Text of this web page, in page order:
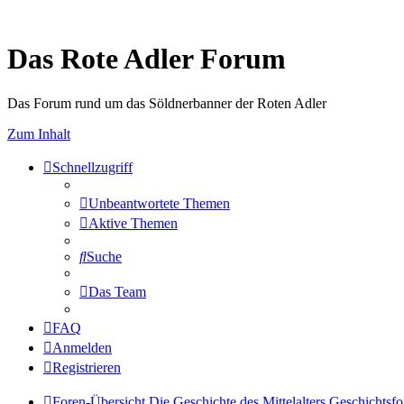
Das Rote Adler Forum
Das Forum rund um das Söldnerbanner der Roten Adler
Zum Inhalt
Schnellzugriff
Unbeantwortete Themen
Aktive Themen
Suche
Das Team
FAQ
Anmelden
Registrieren